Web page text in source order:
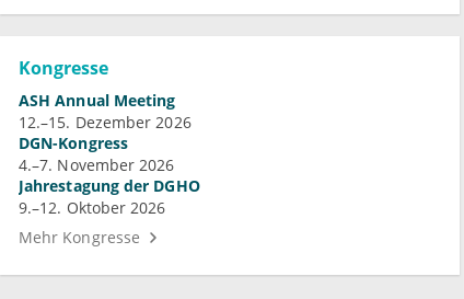
Kongresse
ASH Annual Meeting
12.–15. Dezember 2026
DGN-Kongress
4.–7. November 2026
Jahrestagung der DGHO
9.–12. Oktober 2026
Mehr Kongresse